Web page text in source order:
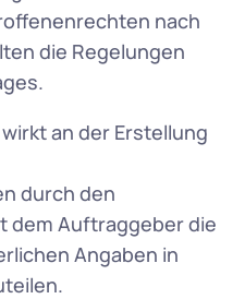
nach
die Regelungen
an der Erstellung
durch den
dem Auftraggeber die
Angaben in